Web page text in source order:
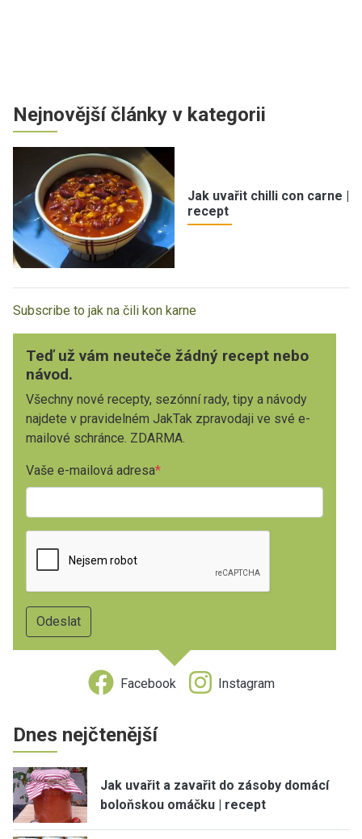
Nejnovější články v kategorii
Jak uvařit chilli con carne |
recept
Subscribe to jak na čili kon karne
Teď už vám neuteče žádný recept nebo
návod.
Všechny nové recepty, sezónní rady, tipy a návody
najdete v pravidelném JakTak zpravodaji ve své e-
mailové schránce. ZDARMA.
Vaše e-mailová adresa
Facebook Instagram
Dnes nejčtenější
Jak uvařit a zavařit do zásoby domácí
boloňskou omáčku | recept